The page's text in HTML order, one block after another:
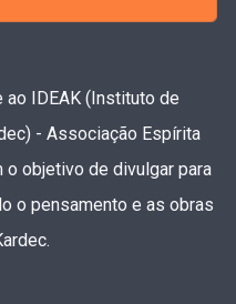
ao IDEAK (Instituto de
- Associação Espírita
objetivo de divulgar para
o pensamento e as obras